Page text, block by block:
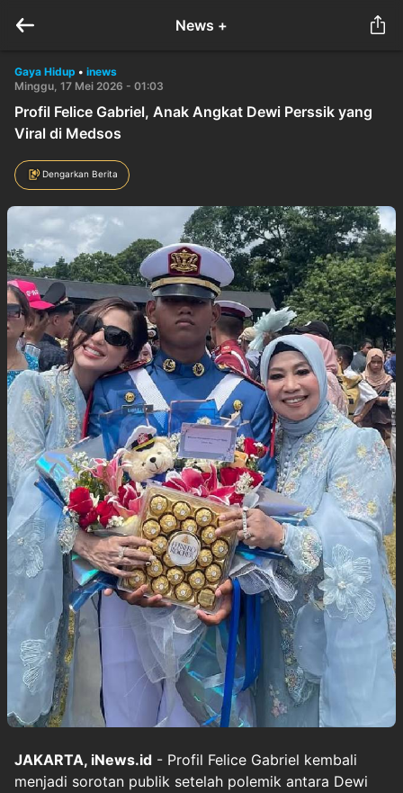
News +
Gaya Hidup • inews
Minggu, 17 Mei 2026 - 01:03
Profil Felice Gabriel, Anak Angkat Dewi Perssik yang
Viral di Medsos
Dengarkan Berita
JAKARTA, iNews.id - Profil Felice Gabriel kembali
menjadi sorotan publik setelah polemik antara Dewi